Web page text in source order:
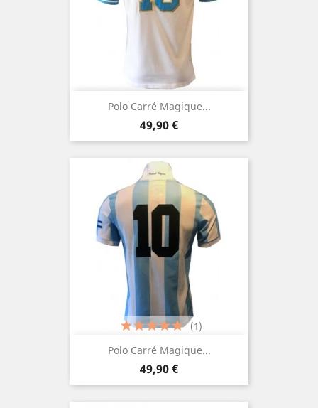
Polo Carré Magique...
Prix
49,90 €
Polo Carré Magique...
Prix
49,90 €
(1)